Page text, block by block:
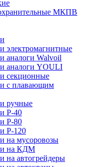
МКПВ
электромагнитные
аналоги Walvoil
аналоги YOULI
секционные
с плавающим
ручные
Р-40
Р-80
Р-120
на мусоровозы
на КДМ
на автогрейдеры